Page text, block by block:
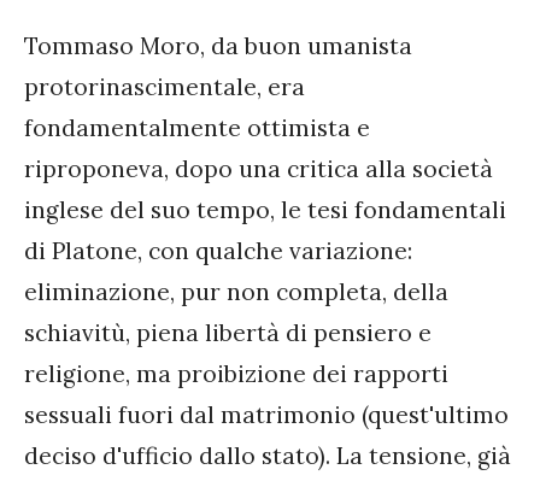
Tommaso Moro, da buon umanista
protorinascimentale, era
fondamentalmente ottimista e
riproponeva, dopo una critica alla società
inglese del suo tempo, le tesi fondamentali
di Platone, con qualche variazione:
eliminazione, pur non completa, della
schiavitù, piena libertà di pensiero e
religione, ma proibizione dei rapporti
sessuali fuori dal matrimonio (quest'ultimo
deciso d'ufficio dallo stato). La tensione, già